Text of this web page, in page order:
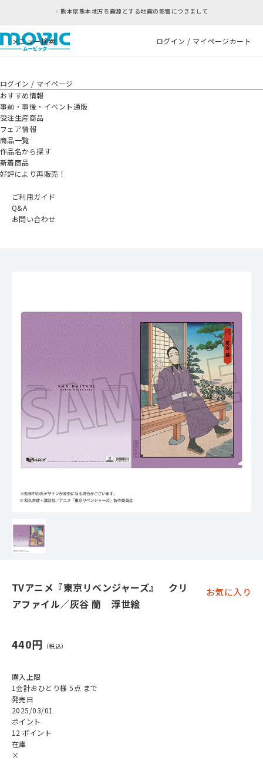
熊本県熊本地方を震源とする地震の影響につきまして
メニュー検索 ログイン / マイページカート
ログイン / マイページ
おすすめ情報
事前・事後・イベント通販
受注生産商品
フェア情報
商品一覧
作品名から探す
新着商品
好評により再販売！
ご利用ガイド
Q&A
お問い合わせ
TVアニメ『東京リベンジャーズ』 クリ
アファイル／灰谷 蘭 浮世絵
お気に入り
440円
購入上限
1会計おひとり様 5点 まで
発売日
2025/03/01
ポイント
12 ポイント
在庫
×